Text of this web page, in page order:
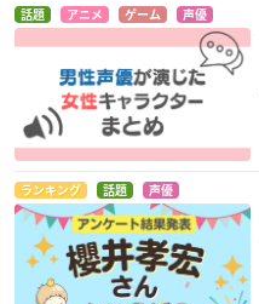
話題 アニメ ゲーム 声優
ランキング 話題 声優